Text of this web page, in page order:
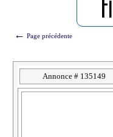
← Page précédente
Annonce # 135149